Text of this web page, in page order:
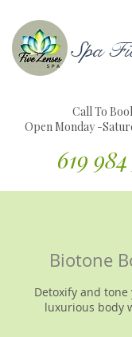
Spa
Call To
Open Monday -
619
Biotone
Detoxify and
luxurious body